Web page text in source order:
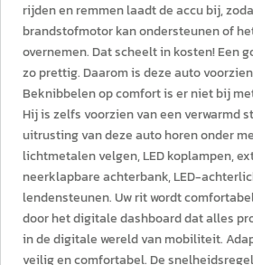
rijden en remmen laadt de accu bij,
brandstofmotor kan ondersteunen of
overnemen. Dat scheelt in kosten! Een
zo prettig. Daarom is deze auto
Beknibbelen op comfort is er niet bij
Hij is zelfs voorzien van een verwarmd
uitrusting van deze auto horen onder
lichtmetalen velgen, LED koplampen,
neerklapbare achterbank, LED-
lendensteunen. Uw rit wordt
door het digitale dashboard dat alles
in de digitale wereld van mobiliteit.
veilig en comfortabel. De